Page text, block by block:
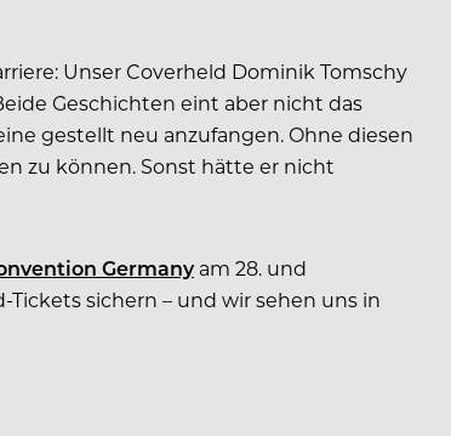
Unser Coverheld ­Dominik Tomschy
Geschichten eint aber nicht das
gestellt neu anzufangen. Ohne diesen
zu können. Sonst hätte er nicht
Germanyam 28. und
­Tickets sichern – und wir sehen uns in